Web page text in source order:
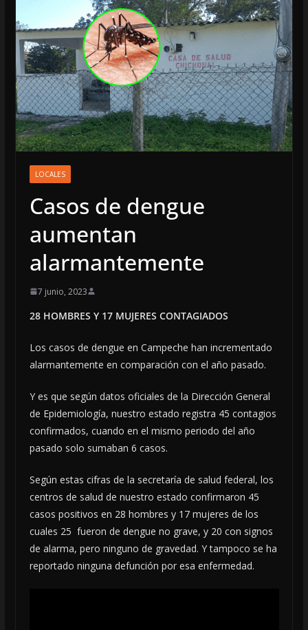
LOCALES
Casos de dengue
aumentan
alarmantemente
7 junio, 2023
28 HOMBRES Y 17 MUJERES CONTAGIADOS
Los casos de dengue en Campeche han incrementado
alarmantemente en comparación con el año pasado.
Y es que según datos oficiales de la Dirección General
de Epidemiología, nuestro estado registra 45 contagios
confirmados, cuando en el mismo periodo del año
pasado solo sumaban 6 casos.
Según estas cifras de la secretaría de salud federal, los
centros de salud de nuestro estado confirmaron 45
casos positivos en 28 hombres y 17 mujeres de los
cuales 25 fueron de dengue no grave, y 20 con signos
de alarma, pero ninguno de gravedad. Y tampoco se ha
reportado ninguna defunción por esa enfermedad.